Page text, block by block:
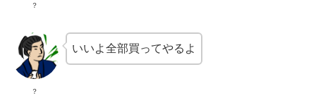
？
？
いいよ全部買ってやるよ